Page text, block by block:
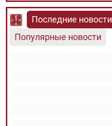
Последние новости
Популярные новости